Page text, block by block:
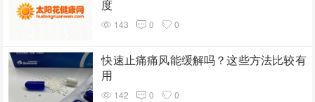
度
143 0 0
快速止痛痛风能缓解吗？这些方法比较有
用
142 0 0